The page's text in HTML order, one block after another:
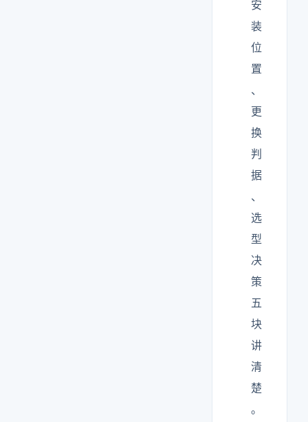
安
装
位
置
、
更
换
判
据
、
选
型
决
策
五
块
讲
清
楚
。